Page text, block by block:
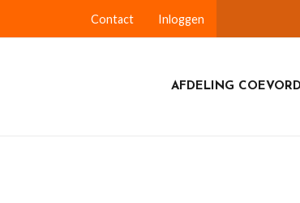
Contact Inloggen
AFDELING